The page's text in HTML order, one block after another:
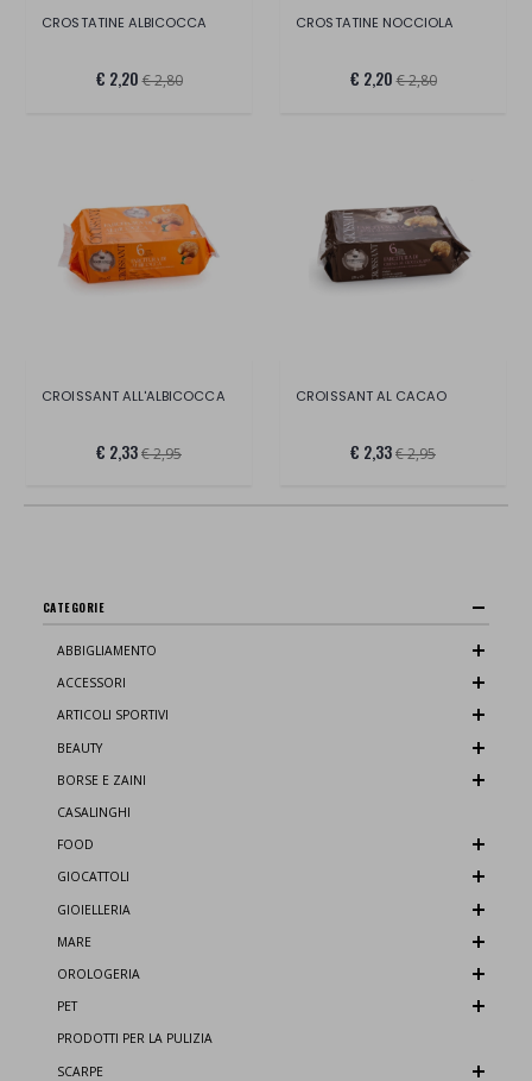
CROSTATINE ALBICOCCA
€ 2,20 € 2,80
CROSTATINE NOCCIOLA
€ 2,20 € 2,80
CROISSANT ALL'ALBICOCCA
€ 2,33€ 2,95
CROISSANT AL CACAO
€ 2,33€ 2,95
CATEGORIE
ABBIGLIAMENTO
ACCESSORI
ARTICOLI SPORTIVI
BEAUTY
BORSE E ZAINI
CASALINGHI
FOOD
GIOCATTOLI
GIOIELLERIA
MARE
OROLOGERIA
PET
PRODOTTI PER LA PULIZIA
SCARPE